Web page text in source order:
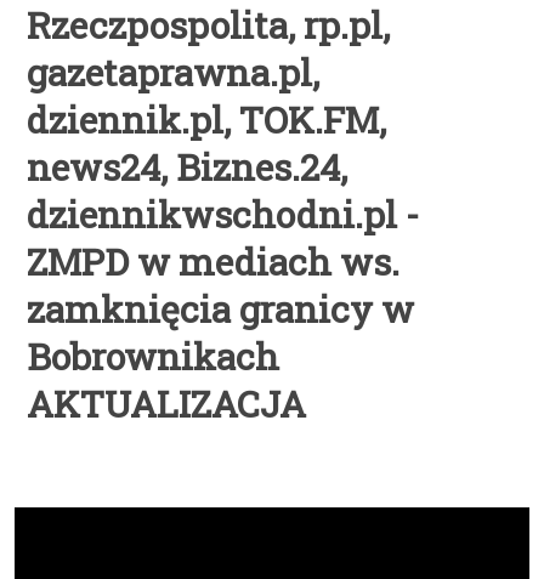
Rzeczpospolita, rp.pl,
gazetaprawna.pl,
dziennik.pl, TOK.FM,
news24, Biznes.24,
dziennikwschodni.pl -
ZMPD w mediach ws.
zamknięcia granicy w
Bobrownikach
AKTUALIZACJA